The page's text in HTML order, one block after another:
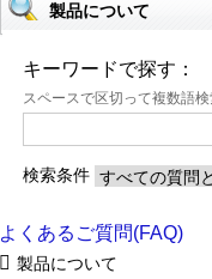
製品について
キーワードで探す：
スペースで区切って複数語
検索条件
よくあるご質問(FAQ)
製品について